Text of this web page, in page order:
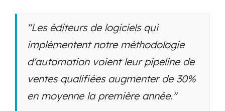
"Les éditeurs de logiciels qui
implémentent notre méthodologie
d'automation voient leur pipeline de
ventes qualifiées augmenter de 30%
en moyenne la première année."